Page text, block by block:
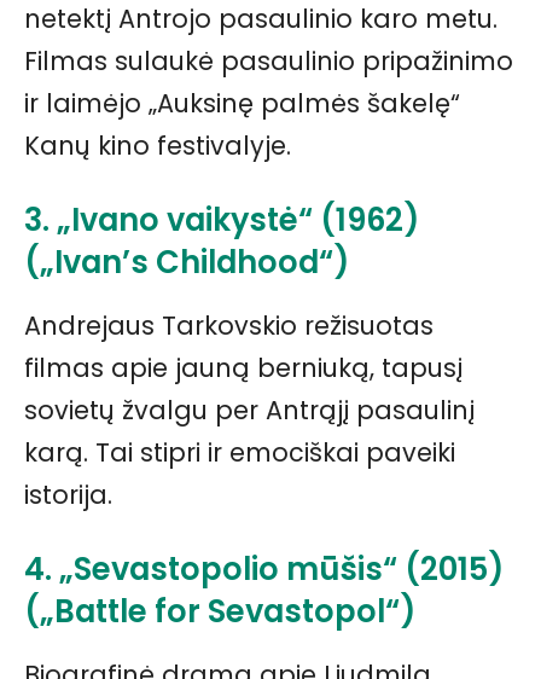
netektį Antrojo pasaulinio karo metu.
Filmas sulaukė pasaulinio pripažinimo
ir laimėjo „Auksinę palmės šakelę“
Kanų kino festivalyje.
3. „Ivano vaikystė“ (1962)
(„Ivan’s Childhood“)
Andrejaus Tarkovskio režisuotas
filmas apie jauną berniuką, tapusį
sovietų žvalgu per Antrąjį pasaulinį
karą. Tai stipri ir emociškai paveiki
istorija.
4. „Sevastopolio mūšis“ (2015)
(„Battle for Sevastopol“)